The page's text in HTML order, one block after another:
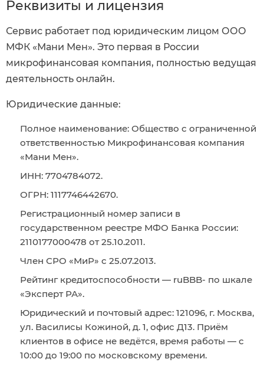
Реквизиты и лицензия
Сервис работает под юридическим лицом ООО
МФК «Мани Мен». Это первая в России
микрофинансовая компания, полностью ведущая
деятельность онлайн.
Юридические данные:
Полное наименование: Общество с ограниченной
ответственностью Микрофинансовая компания
«Мани Мен».
ИНН: 7704784072.
ОГРН: 1117746442670.
Регистрационный номер записи в
государственном реестре МФО Банка России:
2110177000478 от 25.10.2011.
Член СРО «МиР» с 25.07.2013.
Рейтинг кредитоспособности — ruBBB- по шкале
«Эксперт РА».
Юридический и почтовый адрес: 121096, г. Москва,
ул. Василисы Кожиной, д. 1, офис Д13. Приём
клиентов в офисе не ведётся, время работы — с
10:00 до 19:00 по московскому времени.